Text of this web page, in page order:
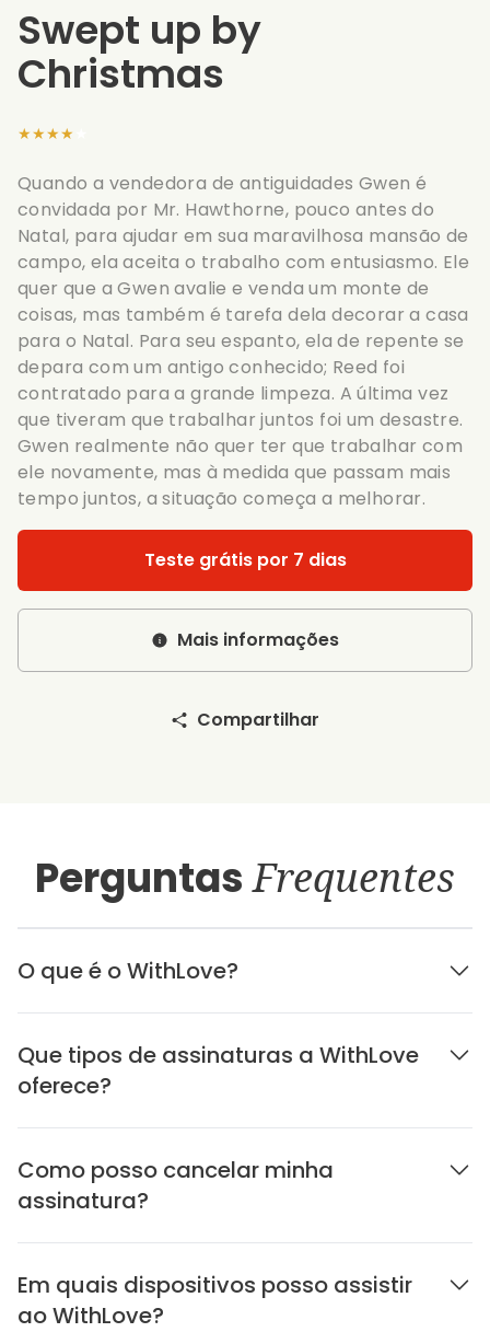
Swept up by
Christmas
★★★★★
Quando a vendedora de antiguidades Gwen é
convidada por Mr. Hawthorne, pouco antes do
Natal, para ajudar em sua maravilhosa mansão de
campo, ela aceita o trabalho com entusiasmo. Ele
quer que a Gwen avalie e venda um monte de
coisas, mas também é tarefa dela decorar a casa
para o Natal. Para seu espanto, ela de repente se
depara com um antigo conhecido; Reed foi
contratado para a grande limpeza. A última vez
que tiveram que trabalhar juntos foi um desastre.
Gwen realmente não quer ter que trabalhar com
ele novamente, mas à medida que passam mais
tempo juntos, a situação começa a melhorar.
Teste grátis por 7 dias
Mais informações
Compartilhar
PerguntasFrequentes
O que é o WithLove?
Que tipos de assinaturas a WithLove
oferece?
Como posso cancelar minha
assinatura?
Em quais dispositivos posso assistir
ao WithLove?